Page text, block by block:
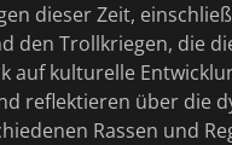
dieser Zeit,
den Trollkriegen, die
auf kulturelle
reflektieren über die
Rassen und